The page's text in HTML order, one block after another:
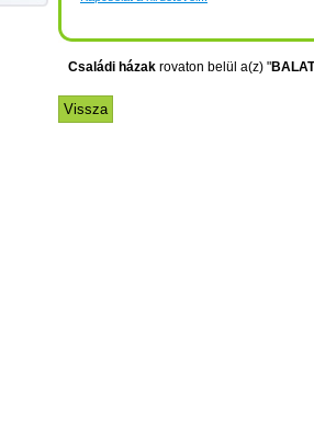
Családi házakrovaton belül a(z) "